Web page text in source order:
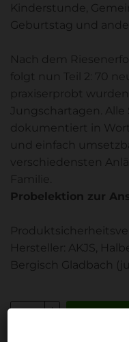
Kinderstunde,
Geburtstag und
Nach dem
folgt nun Teil 2: 70
praxiserprobt
Jungschartagen.
dokumentiert in Wort
und einfach
verschiedensten
Familie.
Probelektion zur
Hersteller: AKJS,
Bergisch Gladbach